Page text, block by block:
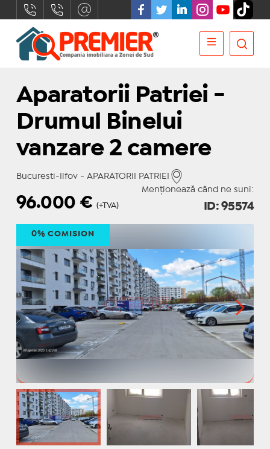
Aparatorii Patriei -
Drumul Binelui
vanzare 2 camere
Bucuresti-Ilfov - APARATORII PATRIEI
Menționează când ne suni:
96.000€ (+TVA) ID: 95574
0% COMISION